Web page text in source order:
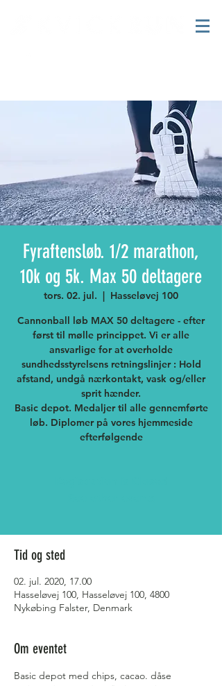
Fyraftensløb. 1/2 marathon,
10k og 5k. Max 50 deltagere
tors. 02. jul.
  |
Hasseløvej 100
Cannonball løb MAX 50 deltagere - efter
først til mølle princippet. Vi er alle
ansvarlige for at overholde
sundhedsstyrelsens retningslinjer : Hold
afstand, undgå nærkontakt, vask og/eller
sprit hænder.
Basic depot. Medaljer til alle gennemførte
løb. Diplomer på vores hjemmeside
efterfølgende
Tid og sted
02. jul. 2020, 17.00
Hasseløvej 100, Hasseløvej 100, 4800
Nykøbing Falster, Denmark
Om eventet
Basic depot med chips, cacao. dåse